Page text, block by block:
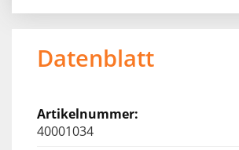
Datenblatt
40001034